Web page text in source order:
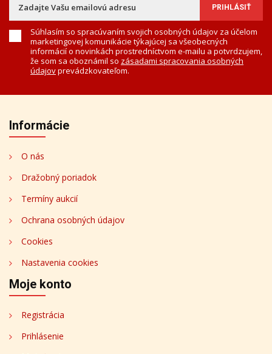
Súhlasím so spracúvaním svojich osobných údajov za účelom
marketingovej komunikácie týkajúcej sa všeobecných
informácií o novinkách prostredníctvom e-mailu a potvrdzujem,
že som sa oboznámil so zásadami spracovania osobných
údajovprevádzkovateľom.
Informácie
O nás
Dražobný poriadok
Termíny aukcií
Ochrana osobných údajov
Cookies
Nastavenia cookies
Moje konto
Registrácia
Prihlásenie